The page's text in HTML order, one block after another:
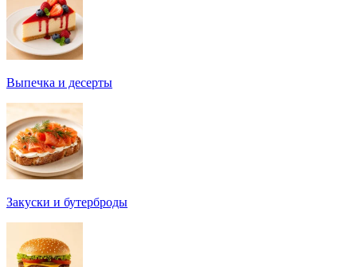
Выпечка и десерты
Закуски и бутерброды